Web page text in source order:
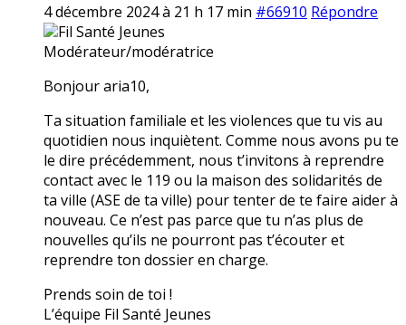
4 décembre 2024 à 21 h 17 min #66910 Répondre
Fil Santé Jeunes
Modérateur/modératrice
Bonjour aria10,
Ta situation familiale et les violences que tu vis au
quotidien nous inquiètent. Comme nous avons pu te
le dire précédemment, nous t’invitons à reprendre
contact avec le 119 ou la maison des solidarités de
ta ville (ASE de ta ville) pour tenter de te faire aider à
nouveau. Ce n’est pas parce que tu n’as plus de
nouvelles qu’ils ne pourront pas t’écouter et
reprendre ton dossier en charge.
Prends soin de toi !
L’équipe Fil Santé Jeunes